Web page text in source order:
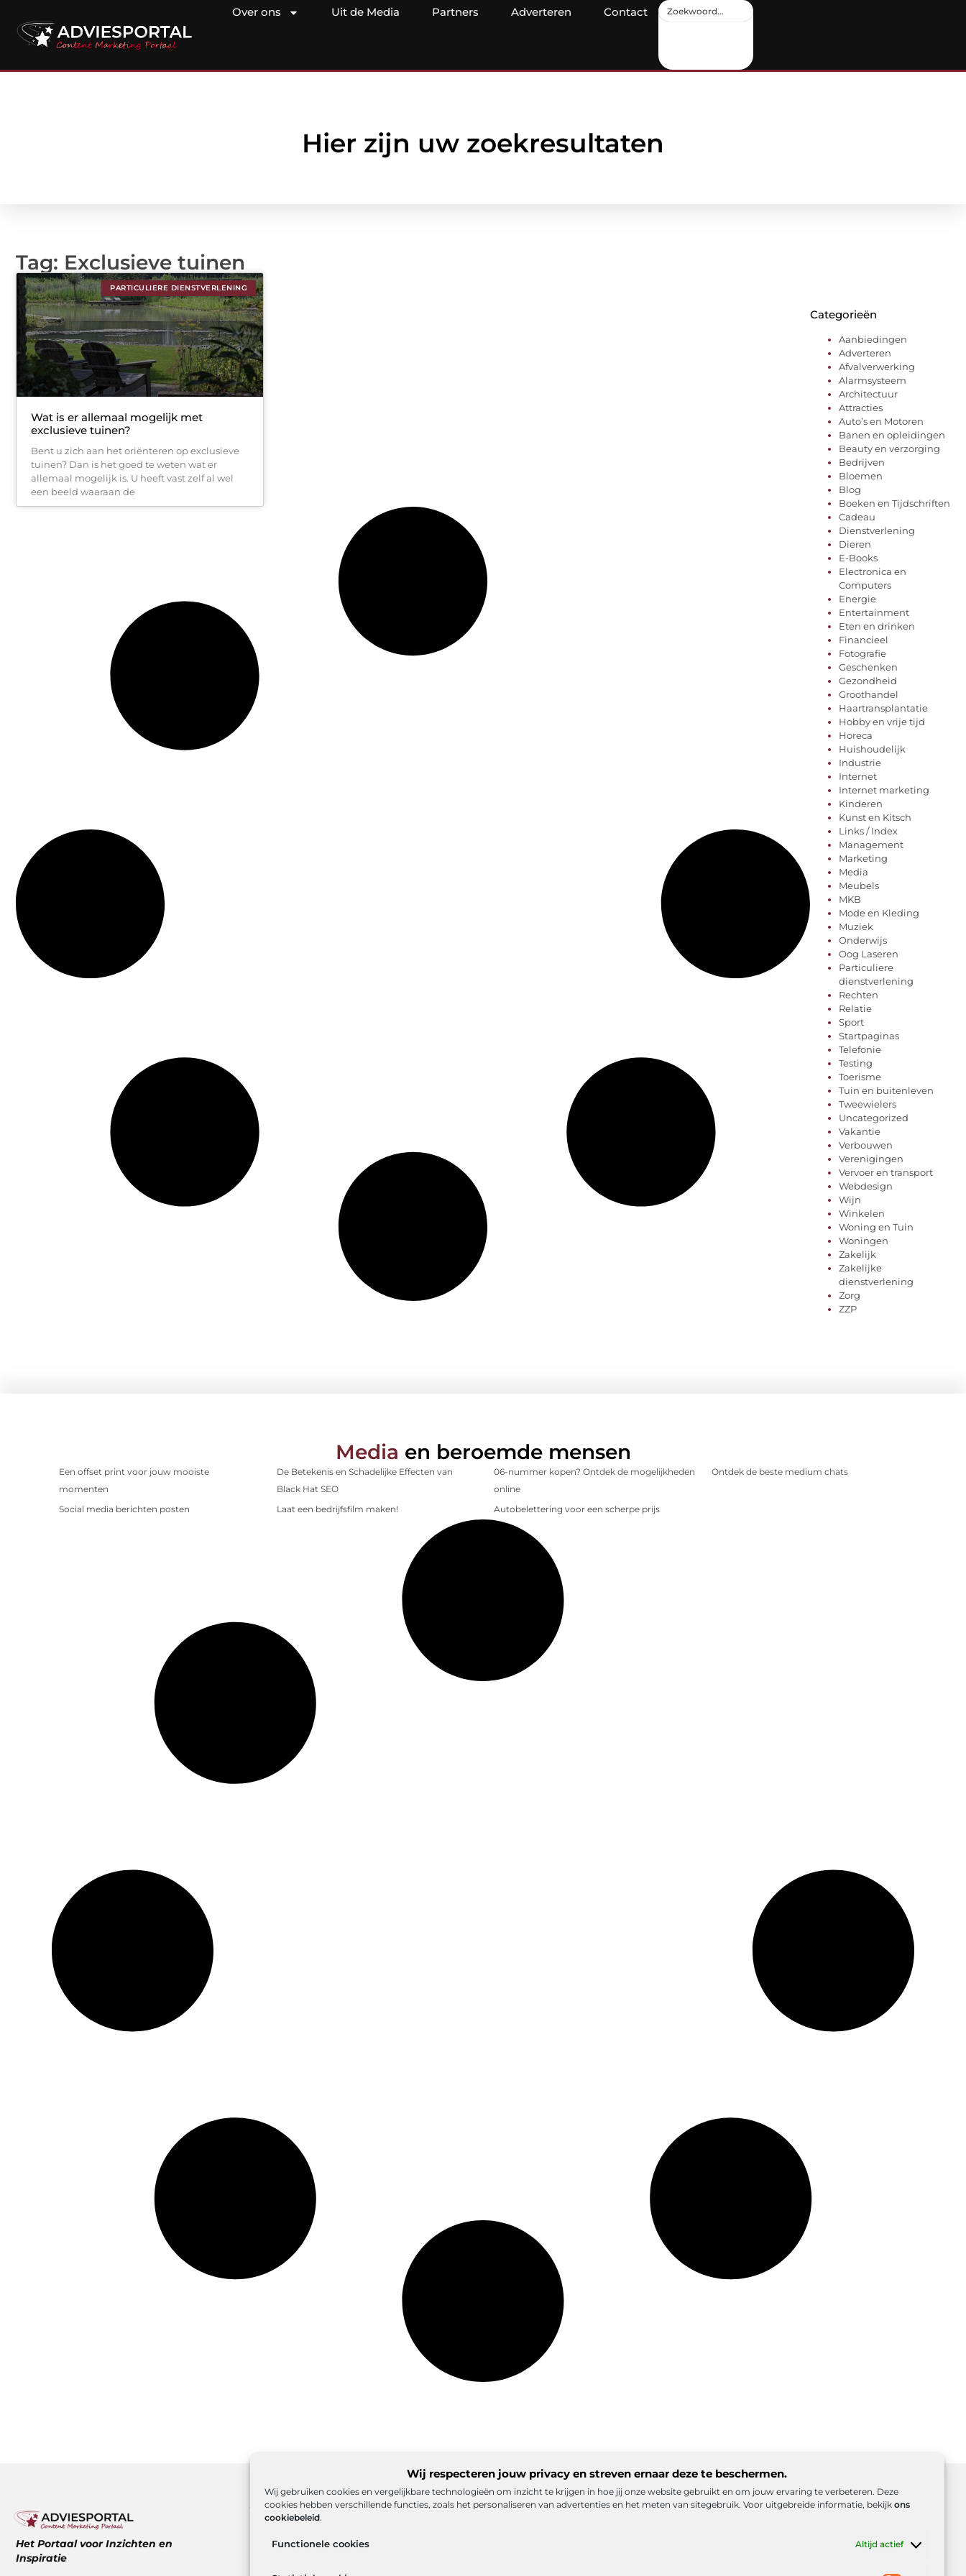
Wij respecteren jouw privacy en streven ernaar deze te beschermen.
Wij gebruiken cookies en vergelijkbare technologieën om inzicht te krijgen in hoe jij onze website gebruikt en om jouw ervaring te verbeteren. Deze
cookies hebben verschillende functies, zoals het personaliseren van advertenties en het meten van sitegebruik. Voor uitgebreide informatie, bekijk ons
cookiebeleid.
Functionele cookies Altijd actief
Over ons Uit de Media Partners Adverteren Contact
Hier zijn uw zoekresultaten
Tag: Exclusieve tuinen
PARTICULIERE DIENSTVERLENING
Wat is er allemaal mogelijk met
exclusieve tuinen?
Bent u zich aan het oriënteren op exclusieve
tuinen? Dan is het goed te weten wat er
allemaal mogelijk is. U heeft vast zelf al wel
een beeld waaraan de
Categorieën
Aanbiedingen
Adverteren
Afvalverwerking
Alarmsysteem
Architectuur
Attracties
Auto’s en Motoren
Banen en opleidingen
Beauty en verzorging
Bedrijven
Bloemen
Blog
Boeken en Tijdschriften
Cadeau
Dienstverlening
Dieren
E-Books
Electronica en
Computers
Energie
Entertainment
Eten en drinken
Financieel
Fotografie
Geschenken
Gezondheid
Groothandel
Haartransplantatie
Hobby en vrije tijd
Horeca
Huishoudelijk
Industrie
Internet
Internet marketing
Kinderen
Kunst en Kitsch
Links / Index
Management
Marketing
Media
Meubels
MKB
Mode en Kleding
Muziek
Onderwijs
Oog Laseren
Particuliere
dienstverlening
Rechten
Relatie
Sport
Startpaginas
Telefonie
Testing
Toerisme
Tuin en buitenleven
Tweewielers
Uncategorized
Vakantie
Verbouwen
Verenigingen
Vervoer en transport
Webdesign
Wijn
Winkelen
Woning en Tuin
Woningen
Zakelijk
Zakelijke
dienstverlening
Zorg
ZZP
Media en beroemde mensen
Een offset print voor jouw mooiste
momenten
De Betekenis en Schadelijke Effecten van
Black Hat SEO
06-nummer kopen? Ontdek de mogelijkheden
online
Ontdek de beste medium chats
Social media berichten posten Laat een bedrijfsfilm maken! Autobelettering voor een scherpe prijs
Het Portaal voor Inzichten en
Inspiratie
Onze informatie
Website index
Goede backlinks: de stille kracht achter sterke Google-posities